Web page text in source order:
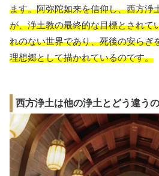
ます。阿弥陀如来を信仰し、西方浄
が、浄土教の最終的な目標とされて
れのない世界であり、死後の安らぎ
理想郷として描かれているのです。
西方浄土は他の浄土とどう違う